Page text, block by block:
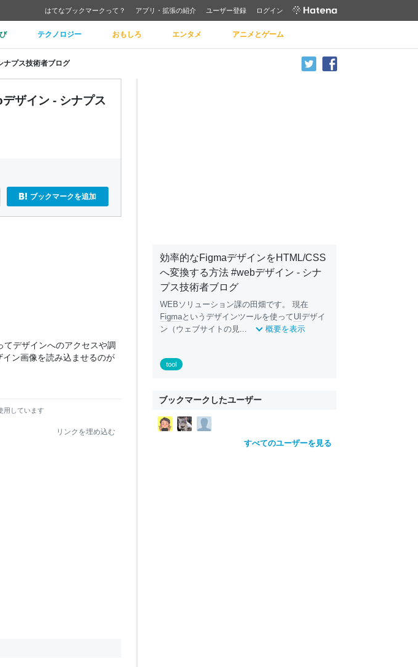
はてなブックマークって？ アプリ・拡張の紹介 ユーザー登録 ログイン
テクノロジー おもしろ エンタメ アニメとゲーム
ナプス技術者ブログ
ザイン - シナプス
ブックマークを追加
デザインへのアクセスや調
ン画像を読み込ませるのが
用しています
リンクを埋め込む
効率的なFigmaデザインをHTML/CSS
へ変換する方法 #webデザイン - シナ
プス技術者ブログ
WEBソリューション課の田畑です。 現在
Figmaというデザインツールを使ってUI デザイ
ン（ウェブサイトの見...
概要を表示
tool
ブックマークしたユーザー
すべてのユーザーを見る